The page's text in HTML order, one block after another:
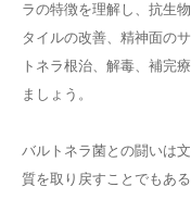
ラの特徴を理解し、抗生
タイルの改善、精神面の
トネラ根治、解毒、補完
ましょう。
バルトネラ菌との闘いは
質を取り戻すことでもある